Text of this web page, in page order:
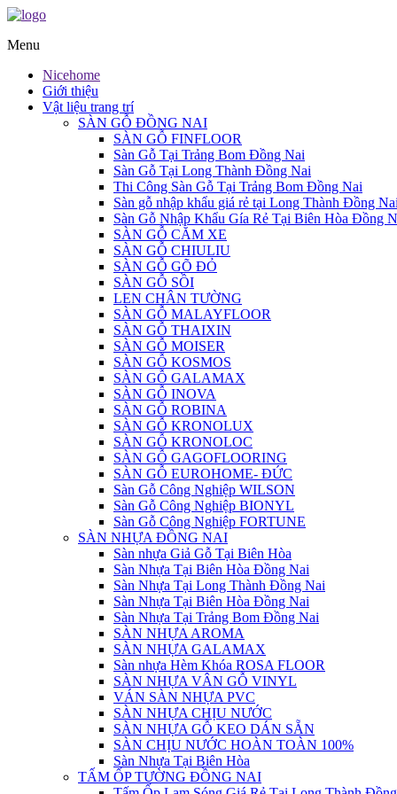
Menu
Nicehome
Giới thiệu
Vật liệu trang trí
SÀN GỖ ĐỒNG NAI
SÀN GỖ FINFLOOR
Sàn Gỗ Tại Trảng Bom Đồng Nai
Sàn Gỗ Tại Long Thành Đồng Nai
Thi Công Sàn Gỗ Tại Trảng Bom Đồng Nai
Sàn gỗ nhập khẩu giá rẻ tại Long Thành Đồng
Sàn Gỗ Nhập Khẩu Gía Rẻ Tại Biên Hòa Đồng
SÀN GỖ CĂM XE
SÀN GỖ CHIULIU
SÀN GỖ GÕ ĐỎ
SÀN GỖ SỒI
LEN CHÂN TƯỜNG
SÀN GỖ MALAYFLOOR
SÀN GỖ THAIXIN
SÀN GỖ MOISER
SÀN GỖ KOSMOS
SÀN GỖ GALAMAX
SÀN GỖ INOVA
SÀN GỖ ROBINA
SÀN GỖ KRONOLUX
SÀN GỖ KRONOLOC
SÀN GỖ GAGOFLOORING
SÀN GỖ EUROHOME- ĐỨC
Sàn Gỗ Công Nghiệp WILSON
Sàn Gỗ Công Nghiệp BIONYL
Sàn Gỗ Công Nghiệp FORTUNE
SÀN NHỰA ĐỒNG NAI
Sàn nhựa Giả Gỗ Tại Biên Hòa
Sàn Nhựa Tại Biên Hòa Đồng Nai
Sàn Nhựa Tại Long Thành Đồng Nai
Sàn Nhựa Tại Biên Hòa Đồng Nai
Sàn Nhựa Tại Trảng Bom Đồng Nai
SÀN NHỰA AROMA
SÀN NHỰA GALAMAX
Sàn nhựa Hèm Khóa ROSA FLOOR
SÀN NHỰA VÂN GỖ VINYL
VÁN SÀN NHỰA PVC
SÀN NHỰA CHỊU NƯỚC
SÀN NHỰA GỖ KEO DÁN SẴN
SÀN CHỊU NƯỚC HOÀN TOÀN 100%
Sàn Nhựa Tại Biên Hòa
TẤM ỐP TƯỜNG ĐỒNG NAI